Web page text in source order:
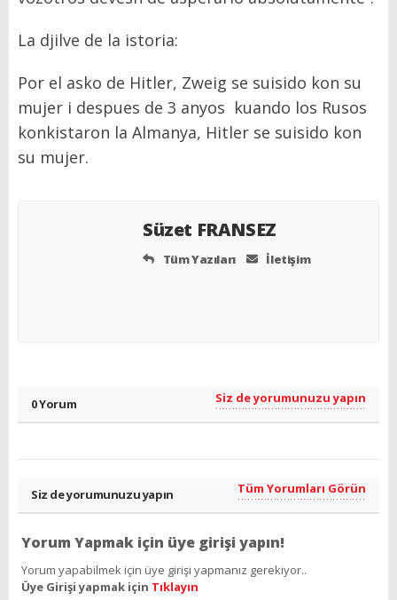
La djilve de la istoria:
Por el asko de Hitler, Zweig se suisido kon su
mujer i despues de 3 anyos kuando los Rusos
konkistaron la Almanya, Hitler se suisido kon
su mujer.
Süzet FRANSEZ
Tüm Yazıları İletişim
0 Yorum Siz de yorumunuzu yapın
Siz de yorumunuzu yapın Tüm Yorumları Görün
Yorum Yapmak için üye girişi yapın!
Yorum yapabilmek için üye girişi yapmanız gerekiyor..
Üye Girişi yapmak için Tıklayın